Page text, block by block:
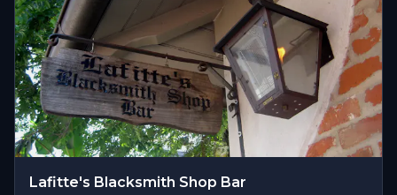
Lafitte's Blacksmith Shop Bar